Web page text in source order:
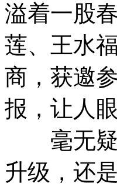
溢着一股
莲、王水
商，获邀
报，让人
毫无疑
升级，还